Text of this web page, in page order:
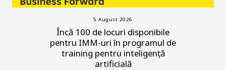
5 August 2026
Încă 100 de locuri disponibile
pentru IMM-uri în programul de
training pentru inteligență
artificială